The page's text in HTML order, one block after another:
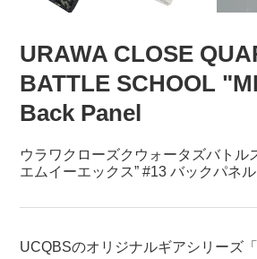
URAWA CLOSE
BATTLE SCHOOL
Back Panel
ウラワクローズクウォータズバトル
エムイーエックス” #13 バックパネル
UCQBSのオリジナルギアシリーズ